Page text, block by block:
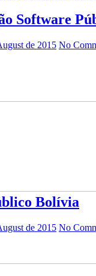
Software
de 2015 No
Bolívia
de 2015 No